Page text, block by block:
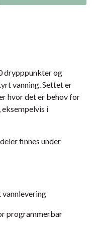
drypppunkter og
vanning. Settet er
hvor det er behov for
i
finnes under
programmerbar